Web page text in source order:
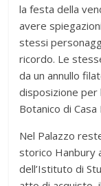
la festa della
avere
stessi
ricordo. Le
da un annullo
disposizione per
Botanico di Casa
Nel Palazzo
storico Hanbury
dell’Istituto di